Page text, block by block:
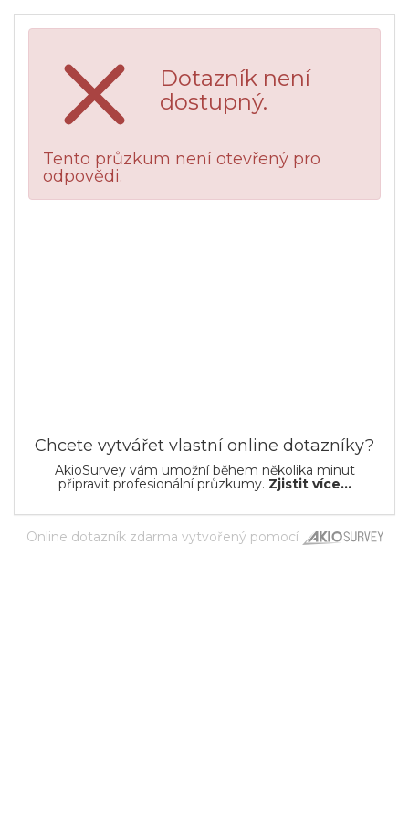
Dotazník není
dostupný.
Tento průzkum není otevřený pro
odpovědi.
Chcete vytvářet vlastní online dotazníky?
AkioSurvey vám umožní během několika minut
připravit profesionální průzkumy. Zjistit více...
Online dotazník zdarma vytvořený pomocí